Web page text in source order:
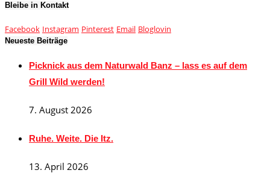
Bleibe in Kontakt
Facebook Instagram Pinterest Email Bloglovin
Neueste Beiträge
Picknick aus dem Naturwald Banz – lass es auf dem
Grill Wild werden!
7. August 2026
Ruhe. Weite. Die Itz.
13. April 2026